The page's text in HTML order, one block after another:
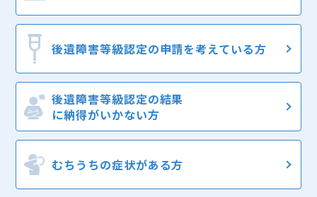
後遺障害等級認定の申請を考えている方
後遺障害等級認定の結果
に納得がいかない方
むちうちの症状がある方